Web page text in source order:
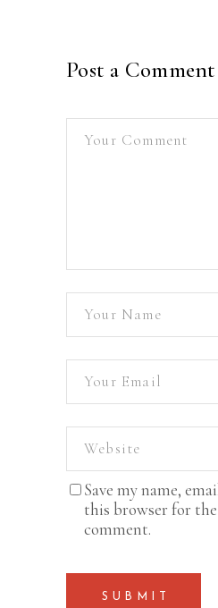
Post a Comment
Save my name,
this browser for
comment.
SUBMIT